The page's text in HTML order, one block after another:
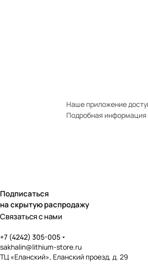
Наше приложение
Подробная
Подписаться
на скрытую распродажу
Связаться с нами
+7 (4242) 305-005
sakhalin@lithium-store.ru
ТЦ «Еланский», Еланский проезд, д. 29